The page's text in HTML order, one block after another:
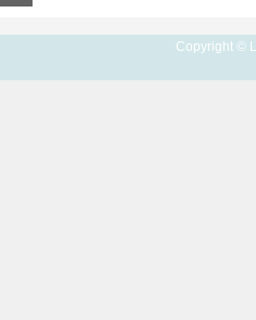
Copyright ©